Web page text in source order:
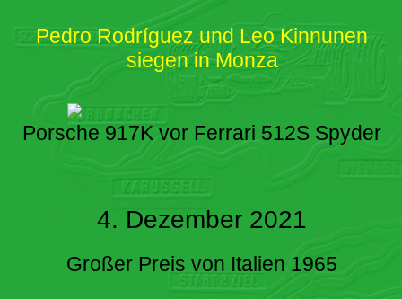
Pedro Rodríguez und Leo Kinnunen
siegen in Monza
Porsche 917K vor Ferrari 512S Spyder
4. Dezember 2021
Großer Preis von Italien 1965